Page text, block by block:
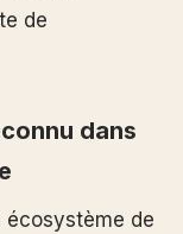
de
dans
écosystème de